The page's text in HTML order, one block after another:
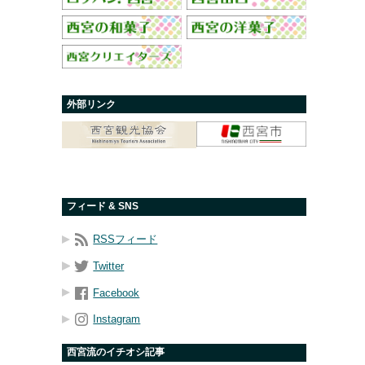
外部リンク
フィード & SNS
RSSフィード
Twitter
Facebook
Instagram
西宮流のイチオシ記事